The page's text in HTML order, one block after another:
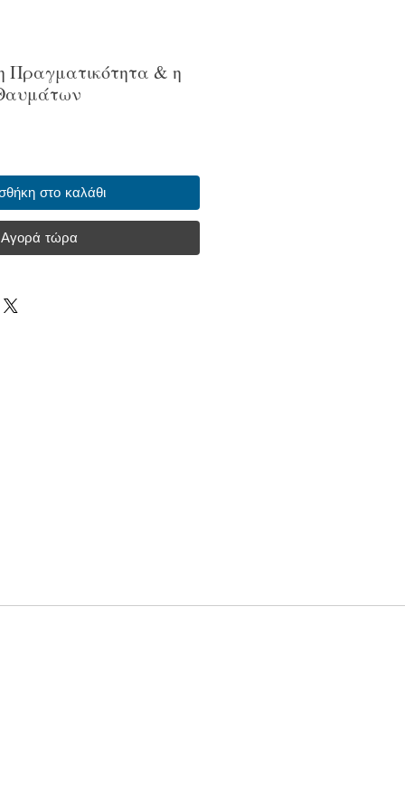
Πραγματικότητα & η
στο καλάθι
Αγορά τώρα